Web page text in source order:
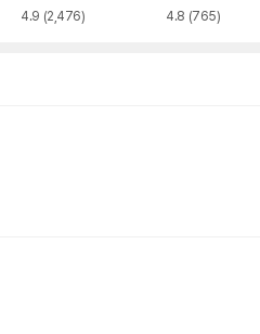
4.9 (2,476) 4.8 (765)